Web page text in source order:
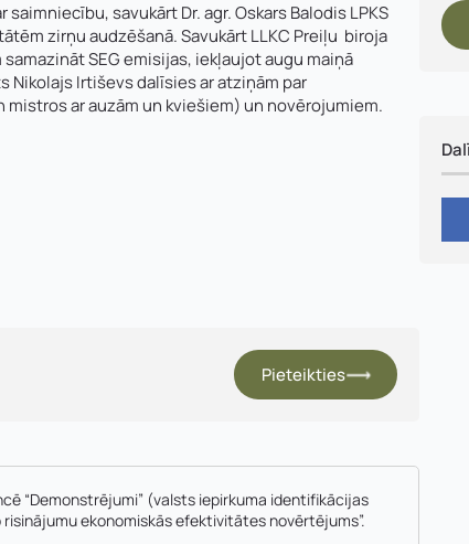
savukārt Dr. agr. Oskars Balodis LPKS
zirņu audzēšanā. Savukārt LLKC Preiļu biroja
SEG emisijas, iekļaujot augu maiņā
Nikolajs Irtiševs dalīsies ar atziņām par
ar auzām un kviešiem) un novērojumiem.
Pieteikties
“Demonstrējumi” (valsts iepirkuma identifikācijas
ekonomiskās efektivitātes novērtējums”.
Jūs varat augšupielādēt līdz 2 failiem.
Uzņēmuma reģistrācijas numurs: